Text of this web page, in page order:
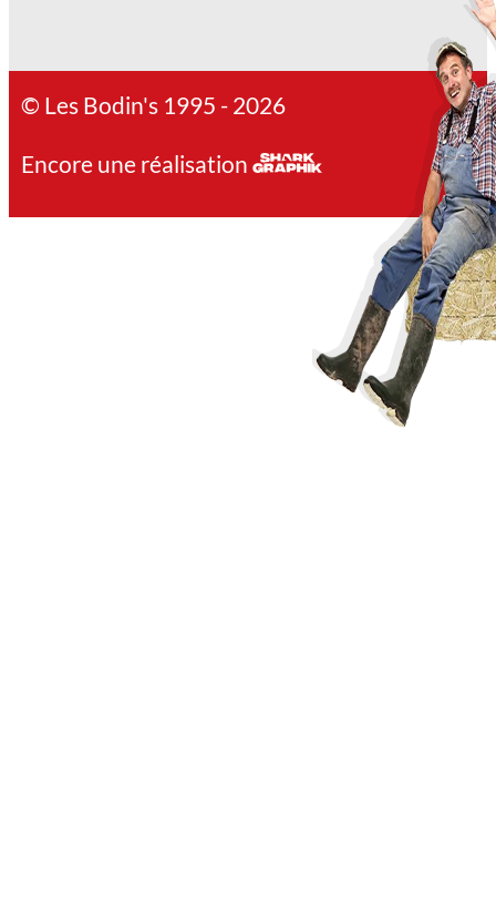
© Les Bodin's 1995 - 2026
Encore une réalisation